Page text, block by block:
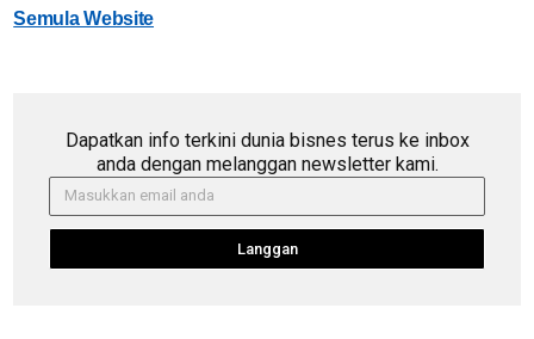
Semula Website
Dapatkan info terkini dunia bisnes terus ke inbox
anda dengan melanggan newsletter kami.
Langgan